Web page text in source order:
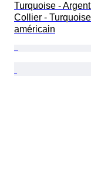
Turquoise -
Collier - Turquoise
américain